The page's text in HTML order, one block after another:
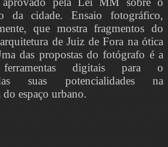
da cidade. Ensaio fotográfico,
que mostra fragmentos do
de Juiz de Fora na ótica
das propostas do fotógrafo é a
digitais para o
suas potencialidades na
do espaço urbano.